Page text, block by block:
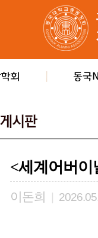
<세계어버이
이돈희